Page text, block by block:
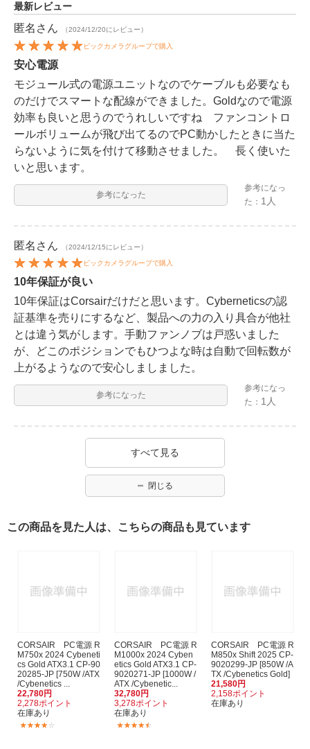
最新レビュー
匿名 さん （2024/12/20にレビュー）
ビックカメラグループで購入
安心電源
モジュール式の電源ユニットなのでケーブルも必要なも
のだけでスマートな配線ができました。Goldなので電源
効率も良いと思うのでうれしいですね ファンコントロ
ールボリュームが飛び出てるのでPC動かしたときに当た
らないように気を付けて移動させました。 長く使いた
いと思います。
参考になった
参考になっ
た： 1人
匿名 さん （2024/12/15にレビュー）
ビックカメラグループで購入
10年保証が良い
10年保証はCorsairだけだと思います。Cyberneticsの認
証基準を売りにするなど、製品への力の入り具合が他社
とは違う気がします。手動ファンノブは戸惑いました
が、どこのポジションでもひつよな時は自動で回転数が
上がるようなので安心しましました。
参考になった
参考になっ
た： 1人
すべて見る
閉じる
この商品を見た人は、こちらの商品も見ています
CORSAIR PC電源 R
M750x 2024 Cybeneti
cs Gold ATX3.1 CP-90
20285-JP [750W /ATX
/Cybenetics ...
22,780円
2,278ポイント
在庫あり
CORSAIR PC電源 R
M1000x 2024 Cyben
etics Gold ATX3.1 CP-
9020271-JP [1000W /
ATX /Cybenetic...
32,780円
3,278ポイント
在庫あり
CORSAIR PC電源 R
M850x Shift 2025 CP-
9020299-JP [850W /A
TX /Cybenetics Gold]
21,580円
2,158ポイント
在庫あり